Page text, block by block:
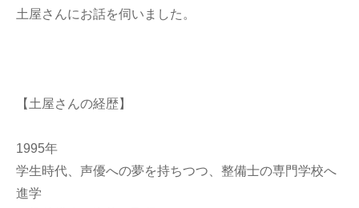
土屋さんにお話を伺いました。
【土屋さんの経歴】
1995年
学生時代、声優への夢を持ちつつ、整備士の専門学校へ
進学